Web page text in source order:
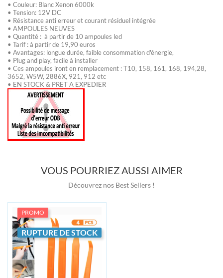
• Couleur: Blanc Xenon 6000k
• Tension: 12V DC
• Résistance anti erreur et courant résiduel intégrée
• AMPOULES NEUVES
• Quantité : à partir de 10 ampoules led
• Tarif : à partir de 19,90 euros
• Avantages: longue durée, faible consommation d'énergie,
• Plug and play, facile à installer
• Ces ampoules iront en remplacement : T10, 158, 161, 168, 194,28,
3652, W5W, 2886X, 921, 912 etc
• EN STOCK & PRET A EXPEDIER
VOUS POURRIEZ AUSSI AIMER
Découvrez nos Best Sellers !
PROMO
RUPTURE DE STOCK